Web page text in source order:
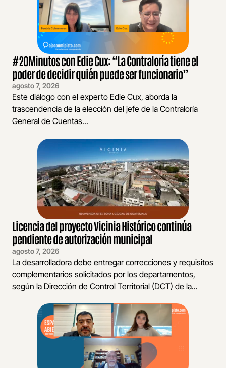
#20Minutos con Edie Cux: “La Contraloría tiene el
poder de decidir quién puede ser funcionario”
agosto 7, 2026
Este diálogo con el experto Edie Cux, aborda la
trascendencia de la elección del jefe de la Contraloría
General de Cuentas...
Licencia del proyecto Vicinia Histórico continúa
pendiente de autorización municipal
agosto 7, 2026
La desarrolladora debe entregar correcciones y requisitos
complementarios solicitados por los departamentos,
según la Dirección de Control Territorial (DCT) de la...